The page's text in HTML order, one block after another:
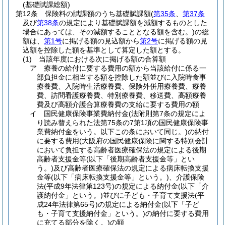
(基礎賦課総額)
第12条
保険料の賦課額のうち基礎賦課額(第35条
第37条
及び第38条の規定により基礎賦課額を減額するものとした
場合にあっては、その減額することとなる額を含む。)の総
額は、 第1号に掲げる額の見込額から第2号に掲げる額の見
込額を控除した額を基準として算定した額とする。
(1)
当該年度における次に掲げる額の合算額
ア
療養の給付に要する費用の額から当該給付に係る一
部負担金に相当する額を控除した額並びに入院時食事
療養費、入院時生活療養費、保険外併用療養費、療養
費、訪問看護療養費、特別療養費、移送費、高額療養
費及び高額介護合算療養費の支給に要する費用の額
イ
国民健康保険事業費納付金(法附則第7条の規定によ
り読み替えられた法第75条の7第1項の国民健康保険事
業費納付金をいう。以下この条において同じ。)の納付
に要する費用(大阪府の国民健康保険に関する特別会計
において負担する高齢者医療確保法の規定による後期
高齢者支援金等(以下「後期高齢者支援金等」とい
う。)及び高齢者医療確保法の規定による病床転換支援
金等(以下「病床転換支援金等」という。) 、介護保険
法(平成9年法律第123号)の規定による納付金(以下「介
護納付金」という。)並びに子ども・子育て支援法(平
成24年法律第65号)の規定による納付金(以下「子ど
も・子育て支援納付金」という。)の納付に要する費用
に充てる部分を除く。)の額